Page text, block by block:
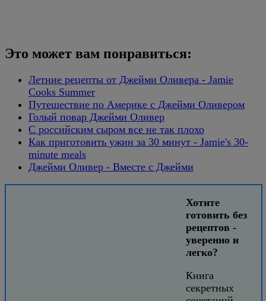
Это может вам понравиться:
Летние рецепты от Джейми Оливера - Jamie
Cooks Summer
Путешествие по Америке с Джейми Оливером
Голый повар Джейми Оливер
С российским сыром все не так плохо
Как приготовить ужин за 30 минут - Jamie's 30-
minute meals
Джейми Оливер - Вместе с Джейми
Хотите
готовить без
рецептов -
уверенно и
легко?
Книга
секретных